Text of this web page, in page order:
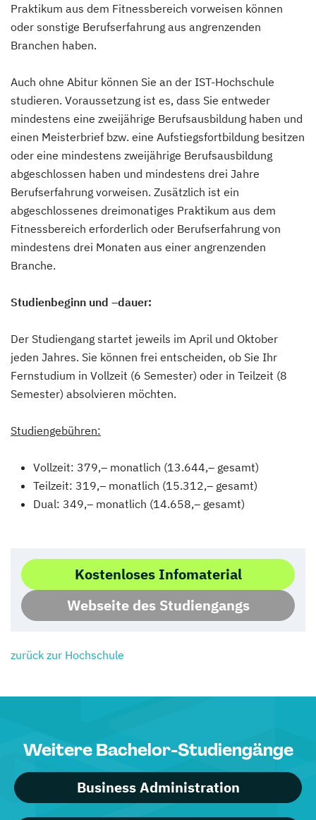
Praktikum aus dem Fitnessbereich vorweisen können
oder sonstige Berufserfahrung aus angrenzenden
Branchen haben.
Auch ohne Abitur können Sie an der IST-Hochschule
studieren. Voraussetzung ist es, dass Sie entweder
mindestens eine zweijährige Berufsausbildung haben und
einen Meisterbrief bzw. eine Aufstiegsfortbildung besitzen
oder eine mindestens zweijährige Berufsausbildung
abgeschlossen haben und mindestens drei Jahre
Berufserfahrung vorweisen. Zusätzlich ist ein
abgeschlossenes dreimonatiges Praktikum aus dem
Fitnessbereich erforderlich oder Berufserfahrung von
mindestens drei Monaten aus einer angrenzenden
Branche.
Studienbeginn und –dauer:
Der Studiengang startet jeweils im April und Oktober
jeden Jahres. Sie können frei entscheiden, ob Sie Ihr
Fernstudium in Vollzeit (6 Semester) oder in Teilzeit (8
Semester) absolvieren möchten.
Studiengebühren:
Vollzeit: 379,– monatlich (13.644,– gesamt)
Teilzeit: 319,– monatlich (15.312,– gesamt)
Dual: 349,– monatlich (14.658,– gesamt)
Kostenloses Infomaterial
Webseite des Studiengangs
zurück zur Hochschule
Weitere Bachelor-Studiengänge
Business Administration